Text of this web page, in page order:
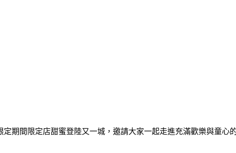
期間限定店甜蜜登陸又一城，邀請大家一起走進充滿歡樂與童